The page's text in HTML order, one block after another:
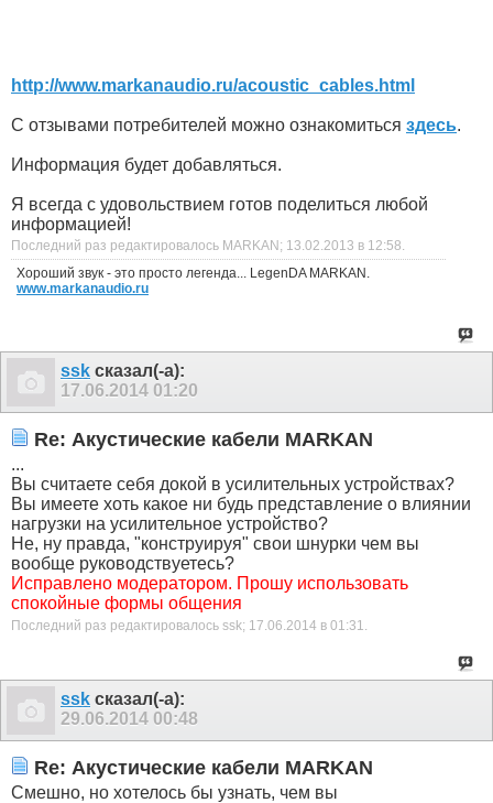
http://www.markanaudio.ru/acoustic_cables.html
С отзывами потребителей можно ознакомиться здесь.
Информация будет добавляться.
Я всегда с удовольствием готов поделиться любой
информацией!
Последний раз редактировалось MARKAN; 13.02.2013 в 12:58.
Хороший звук - это просто легенда... LegenDA MARKAN.
www.markanaudio.ru
ssk сказал(-а):
17.06.2014 01:20
Re: Акустические кабели MARKAN
...
Вы считаете себя докой в усилительных устройствах?
Вы имеете хоть какое ни будь представление о влиянии
нагрузки на усилительное устройство?
Не, ну правда, "конструируя" свои шнурки чем вы
вообще руководствуетесь?
Исправлено модератором. Прошу использовать
спокойные формы общения
Последний раз редактировалось ssk; 17.06.2014 в 01:31
ssk сказал(-а):
29.06.2014 00:48
Re: Акустические кабели MARKAN
Смешно, но хотелось бы узнать, чем вы